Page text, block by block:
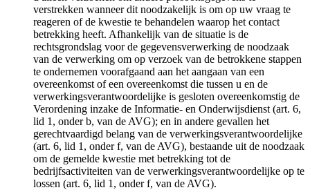
verstrekken wanneer dit noodzakelijk is om op uw vraag te
reageren of de kwestie te behandelen waarop het contact
betrekking heeft. Afhankelijk van de situatie is de
rechtsgrondslag voor de gegevensverwerking de noodzaak
van de verwerking om op verzoek van de betrokkene stappen
te ondernemen voorafgaand aan het aangaan van een
overeenkomst of een overeenkomst die tussen u en de
verwerkingsverantwoordelijke is gesloten overeenkomstig de
Verordening inzake de Informatie- en Onderwijsdienst (art. 6,
lid 1, onder b, van de AVG); en in andere gevallen het
gerechtvaardigd belang van de verwerkingsverantwoordelijke
(art. 6, lid 1, onder f, van de AVG), bestaande uit de noodzaak
om de gemelde kwestie met betrekking tot de
bedrijfsactiviteiten van de verwerkingsverantwoordelijke op te
lossen (art. 6, lid 1, onder f, van de AVG).